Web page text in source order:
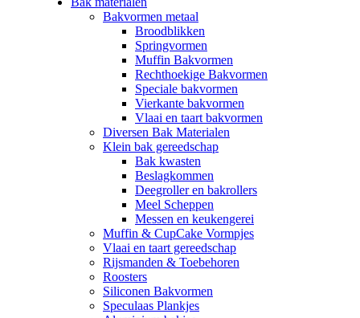
Bakvormen metaal
Broodblikken
Springvormen
Muffin Bakvormen
Rechthoekige Bakvormen
Speciale bakvormen
Vierkante bakvormen
Vlaai en taart bakvormen
Diversen Bak Materialen
Klein bak gereedschap
Bak kwasten
Beslagkommen
Deegroller en bakrollers
Meel Scheppen
Messen en keukengerei
Muffin & CupCake Vormpjes
Vlaai en taart gereedschap
Rijsmanden & Toebehoren
Roosters
Siliconen Bakvormen
Speculaas Plankjes